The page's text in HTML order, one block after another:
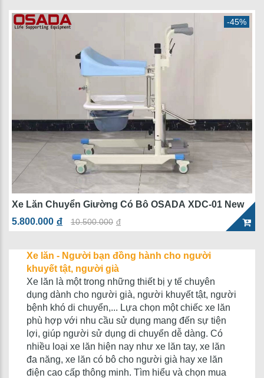
-45%
Xe Lăn Chuyển Giường Có Bô OSADA XDC-01 New
5.800.000 đ 10.500.000 đ
Xe lăn - Người bạn đồng hành cho người
khuyết tật, người già
Xe lăn là một trong những thiết bị y tế chuyên
dụng dành cho người già, người khuyết tật, người
bệnh khó di chuyển,... Lựa chọn một chiếc xe lăn
phù hợp với nhu cầu sử dụng mang đến sự tiện
lợi, giúp người sử dụng di chuyển dễ dàng. Có
nhiều loại xe lăn hiện nay như xe lăn tay, xe lăn
đa năng, xe lăn có bô cho người già hay xe lăn
điện cao cấp thông minh. Tìm hiểu và chọn mua